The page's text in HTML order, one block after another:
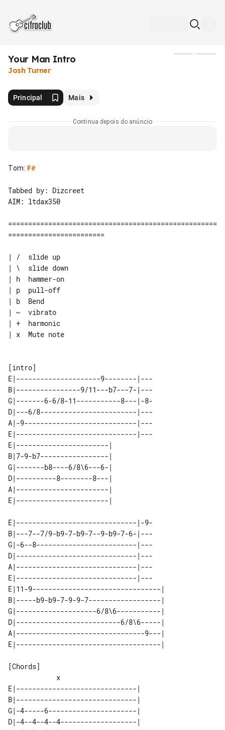
Your Man Intro
Josh Turner
Principal Mais
Continua depois do anúncio
Tom: F#
Tabbed by: Dizcreet
AIM: ltdax350
====================================================
========================
| /  slide up
| \  slide down
| h  hammer-on
| p  pull-off
| b  Bend
| ~  vibrato
| x  Mute note
E|---------------------9--------|---
B|----------------9/11---b7---7-|---
G|-------6-6/8-11-----------8---|-8-
D|---6/8------------------------|---
A|-9----------------------------|---
E|------------------------------|---
E|-----------------------|
B|7-9-b7-----------------|
G|-------b8----6/8\6---6-|
D|----------8--------8---|
A|-----------------------|
E|------------------------------|-9-
B|---7--7/9-b9-7-b9-7--9-b9-7-6-|---
G|-6--8-------------------------|---
D|------------------------------|---
A|------------------------------|---
E|------------------------------|---
E|11-9--------------------------------|
B|-----b9-b9-7-9-9-7------------------|
G|--------------------6/8\6-----------|
D|--------------------------6/8\6-----|
A|--------------------------------9---|
[Chords]
E|------------------------------|
B|------------------------------|
G|-4-----6----------------------|
D|-4--4--4--4-------------------|